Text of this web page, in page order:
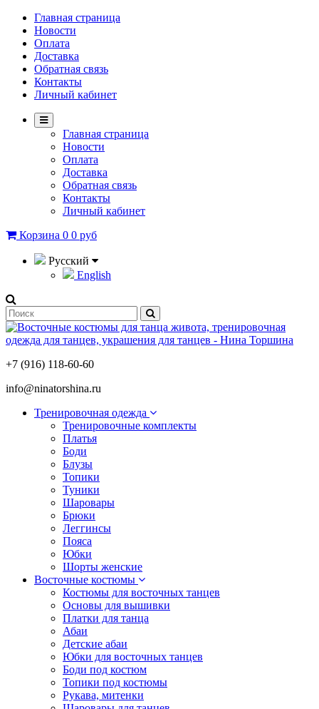
Главная страница
Новости
Оплата
Доставка
Обратная связь
Контакты
Личный кабинет
Главная страница
Новости
Оплата
Доставка
Обратная связь
Контакты
Личный кабинет
Корзина 0 0 руб
Русский
English
+7 (916) 118-60-60
info@ninatorshina.ru
Тренировочная одежда
Тренировочные комплекты
Платья
Боди
Блузы
Топики
Туники
Шаровары
Брюки
Леггинсы
Пояса
Юбки
Шорты женские
Восточные костюмы
Костюмы для восточных танцев
Основы для вышивки
Платки для танца
Абаи
Детские абаи
Юбки для восточных танцев
Боди под костюм
Топики под костюмы
Рукава, митенки